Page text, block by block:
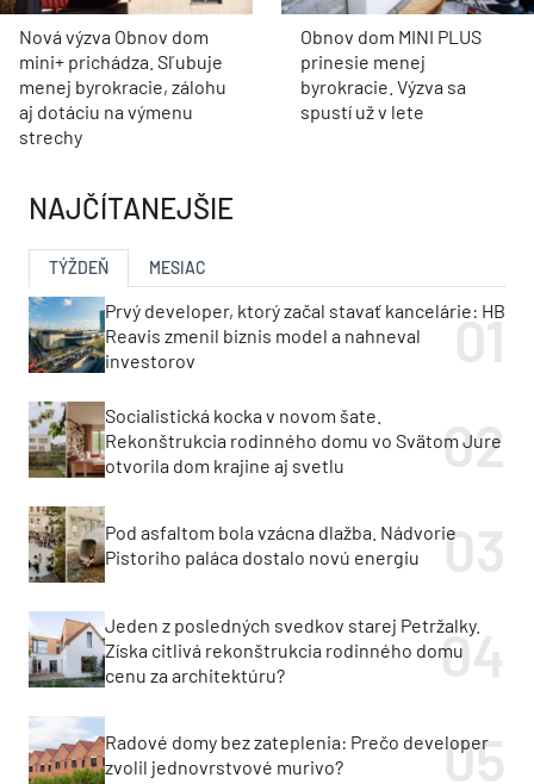
Nová výzva Obnov dom
mini+ prichádza. Sľubuje
menej byrokracie, zálohu
aj dotáciu na výmenu
strechy
Obnov dom MINI PLUS
prinesie menej
byrokracie. Výzva sa
spustí už v lete
NAJČÍTANEJŠIE
TÝŽDEŇ MESIAC
Prvý developer, ktorý začal stavať kancelárie: HB
Reavis zmenil biznis model a nahneval
investorov
Socialistická kocka v novom šate.
Rekonštrukcia rodinného domu vo Svätom Jure
otvorila dom krajine aj svetlu
Pod asfaltom bola vzácna dlažba. Nádvorie
Pistoriho paláca dostalo novú energiu
Jeden z posledných svedkov starej Petržalky.
Získa citlivá rekonštrukcia rodinného domu
cenu za architektúru?
Radové domy bez zateplenia: Prečo developer
zvolil jednovrstvové murivo?